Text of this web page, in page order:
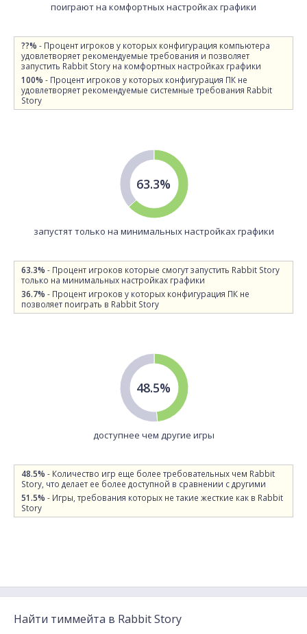
поиграют на комфортных настройках графики
??% - Процент игроков у которых конфигурация компьютера
удовлетворяет рекомендуемые требования и позволяет
запустить Rabbit Story на комфортных настройках графики
100% - Процент игроков у которых конфигурация ПК не
удовлетворяет рекомендуемые системные требования Rabbit
Story
63.3%
запустят только на минимальных настройках графики
63.3% - Процент игроков которые смогут запустить Rabbit Story
только на минимальных настройках графики
36.7% - Процент игроков у которых конфигурация ПК не
позволяет поиграть в Rabbit Story
48.5%
доступнее чем другие игры
48.5% - Количество игр еще более требовательных чем Rabbit
Story, что делает ее более доступной в сравнении с другими
51.5% - Игры, требования которых не такие жесткие как в Rabbit
Story
Найти тиммейта в Rabbit Story